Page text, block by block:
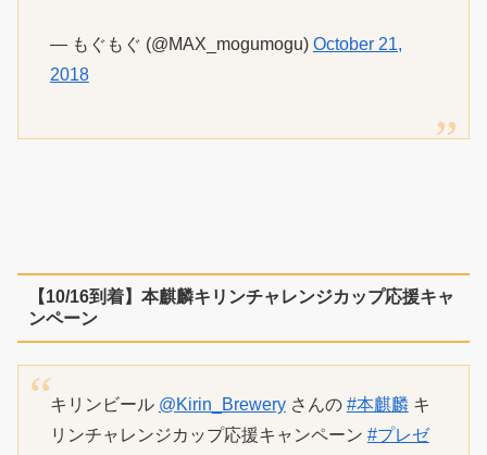
— もぐもぐ (@MAX_mogumogu) October 21,
2018
【10/16到着】本麒麟キリンチャレンジカップ応援キャ
ンペーン
キリンビール @Kirin_Breweryさんの #本麒麟キ
リンチャレンジカップ応援キャンペーン #プレゼ